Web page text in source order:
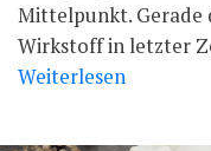
Mittelpunkt. Gerade
Wirkstoff in letzter
Weiterlesen